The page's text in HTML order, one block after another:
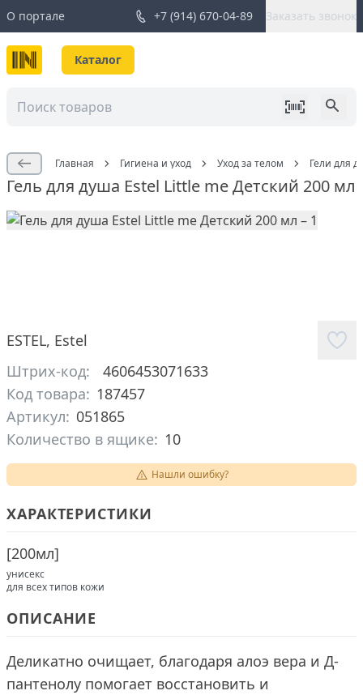
О портале +7 (914) 670-04-89 Заказать звонок
Каталог
Главная Гигиена и уход Уход за телом Гели для
Гель для душа Estel Little me Детский 200 мл
ESTEL, Estel
Штрих-код:
4606453071633
Код товара: 187457
Артикул: 051865
Количество в ящике: 10
Нашли ошибку?
ХАРАКТЕРИСТИКИ
[200мл]
унисекс
для всех типов кожи
ОПИСАНИЕ
Деликатно очищает, благодаря алоэ вера и Д-
пантенолу помогает восстановить и